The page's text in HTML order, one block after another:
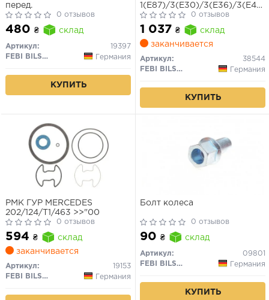
перед.
0 отзывов
480 ₴ склад
Артикул:
19397
FEBI BILSTEIN
Германия
КУПИТЬ
1(E87)/3(E30)/3(E36)/
ГУР
0 отзывов
1 037 ₴
склад
заканчивается
Артикул:
38544
FEBI BILSTEIN
Германия
КУПИТЬ
РМК ГУР MERCEDES
202/124/T1/463 >>"00
0 отзывов
594 ₴
склад
заканчивается
Артикул:
19153
FEBI BILSTEIN
Германия
Болт колеса
0 отзывов
90 ₴ склад
Артикул:
09801
FEBI BILSTEIN
Германия
КУПИТЬ